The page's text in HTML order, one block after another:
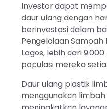
Investor dapat
daur ulang dengan
berinvestasi dalam
Pengelolaan Sampah
Lagos, lebih dari
populasi mereka
Daur ulang plastik
menggunakan